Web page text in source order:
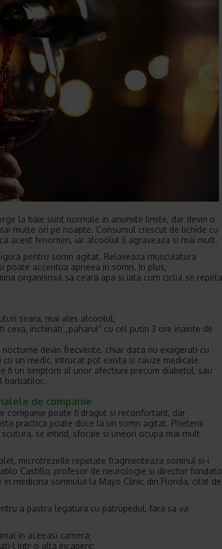
la baie sunt normale in anumite limite, dar devin o
multe ori pe noapte. Consumul crescut de lichide cu
acest fenomen, iar alcoolul il agraveaza si mai mult.
pentru somn agitat. Relaxeaza musculatura
poate accentua apneea in somn. In plus,
organismul sa ceara apa si iata cum ciclul se
seara, mai ales alcoolul;
ceva, inchinati „paharul” cu cel putin 3 ore inainte de
devin frecvente, chiar daca nu exagerati cu
un medic, intrucat pot exista si cauze medicale.
fi un simptom al unor afectiuni precum diabetul, sau
barbatilor.
de companie
companie poate fi dragut si reconfortant, dar
practica poate duce la un somn agitat. Prietenii
se intind, sforaie si uneori ocupa mai mult
microtrezirile repetate fragmenteaza somnul si-i
Castillo, profesor de neurologie si director
medicina somnului la Mayo Clinic din Florida, citat de
a pastra legatura cu patrupedul, fara sa va
in aceeasi camera;
l intr-o alta incapere;